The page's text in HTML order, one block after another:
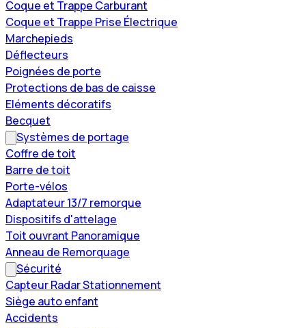
Coque et Trappe Carburant
Coque et Trappe Prise Électrique
Marchepieds
Déflecteurs
Poignées de porte
Protections de bas de caisse
Eléments décoratifs
Becquet
Systèmes de portage
Coffre de toit
Barre de toit
Porte-vélos
Adaptateur 13/7 remorque
Dispositifs d'attelage
Toit ouvrant Panoramique
Anneau de Remorquage
Sécurité
Capteur Radar Stationnement
Siège auto enfant
Accidents